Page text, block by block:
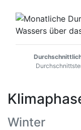
Winter